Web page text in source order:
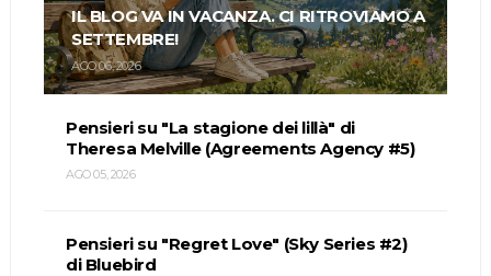
IL BLOG VA IN VACANZA. CI RITROVIAMO A
SETTEMBRE!
AGO 06, 2026
Pensieri su "La stagione dei lillà" di
Theresa Melville (Agreements Agency #5)
AGO 05, 2026
Pensieri su "Regret Love" (Sky Series #2)
di Bluebird